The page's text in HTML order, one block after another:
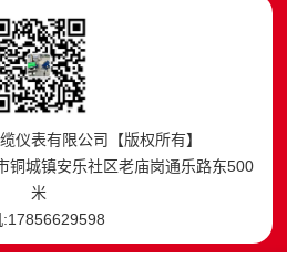
仪表有限公司【版权所有】
铜城镇安乐社区老庙岗通乐路东500
米
:17856629598